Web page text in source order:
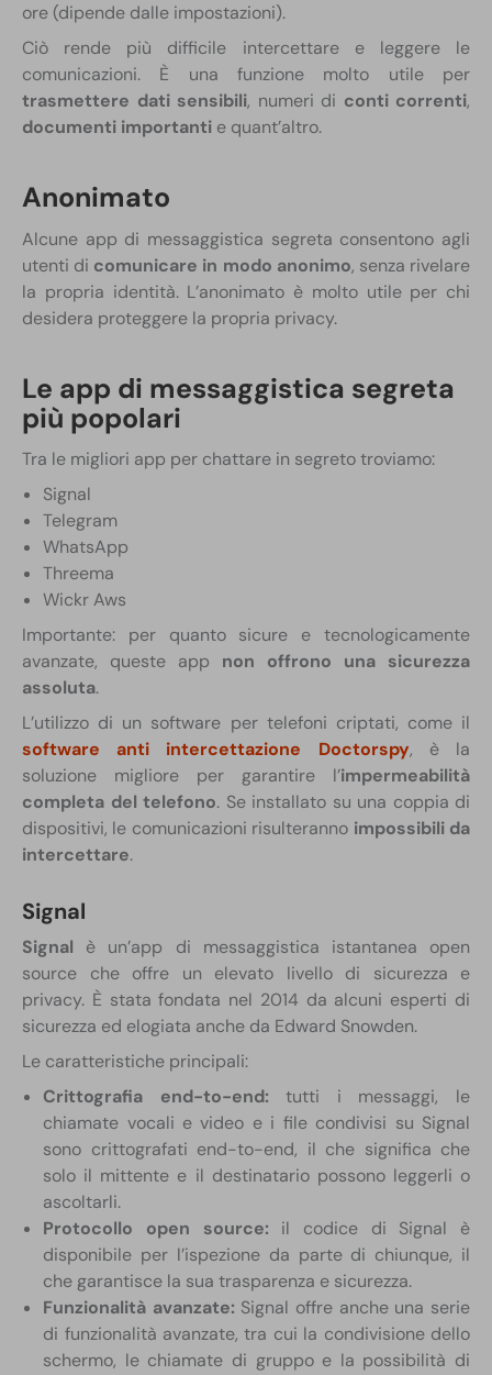
ore (dipende dalle impostazioni).
Ciò rende più difficile intercettare e leggere le
comunicazioni. È una funzione molto utile per
trasmettere dati sensibili, numeri di conti correnti,
documenti importanti e quant’altro.
Anonimato
Alcune app di messaggistica segreta consentono agli
utenti di comunicare in modo anonimo, senza rivelare
la propria identità. L’anonimato è molto utile per chi
desidera proteggere la propria privacy.
Le app di messaggistica segreta
più popolari
Tra le migliori app per chattare in segreto troviamo:
Signal
Telegram
WhatsApp
Threema
Wickr Aws
Importante: per quanto sicure e tecnologicamente
avanzate, queste app non offrono una sicurezza
assoluta.
L’utilizzo di un software per telefoni criptati, come il
software anti intercettazione Doctorspy, è la
soluzione migliore per garantire l’impermeabilità
completa del telefono. Se installato su una coppia di
dispositivi, le comunicazioni risulteranno impossibili da
intercettare.
Signal
Signal è un’app di messaggistica istantanea open
source che offre un elevato livello di sicurezza e
privacy. È stata fondata nel 2014 da alcuni esperti di
sicurezza ed elogiata anche da Edward Snowden.
Le caratteristiche principali:
Crittografia end-to-end: tutti i messaggi, le
chiamate vocali e video e i file condivisi su Signal
sono crittografati end-to-end, il che significa che
solo il mittente e il destinatario possono leggerli o
ascoltarli.
Protocollo open source: il codice di Signal è
disponibile per l’ispezione da parte di chiunque, il
che garantisce la sua trasparenza e sicurezza.
Funzionalità avanzate: Signal offre anche una serie
di funzionalità avanzate, tra cui la condivisione dello
schermo, le chiamate di gruppo e la possibilità di